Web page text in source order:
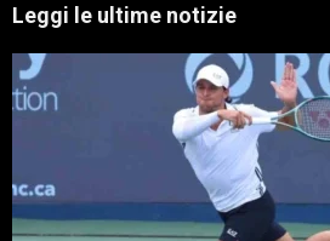
Leggi le ultime notizie